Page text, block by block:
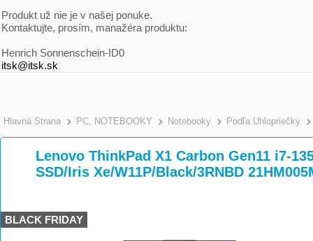
Produkt už nie je v našej ponuke.
Kontaktujte, prosím, manažéra produktu:
Henrich Sonnenschein-ID0
itsk@itsk.sk
Hlavná Strana >
PC, NOTEBOOKY >
Notebooky >
Podľa Uhlopriečky
Lenovo ThinkPad X1 Carbon Gen11 i7-
SSD/Iris Xe/W11P/Black/3RNBD
BLACK FRIDAY